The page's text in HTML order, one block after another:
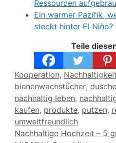
Ressourcen
Ein warmer Pazifik,
steckt hinter El Niño?
Teile
Kategorien
Kooperation,
bienenwachstücher,
nachhaltig leben,
kaufen, produkte, putzen,
umweltfreundlich
Nachhaltige Hochzeit – 5